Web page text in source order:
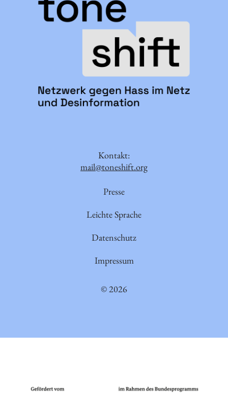
Kontakt:
mail@toneshift.org
Presse
Leichte Sprache
Datenschutz
Impressum
© 2026